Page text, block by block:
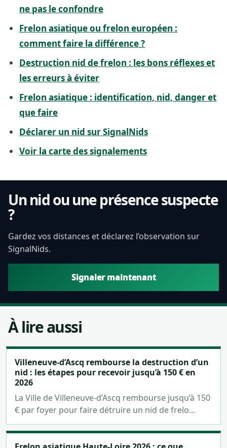
ne pas le confondre
Frelon asiatique ou frelon européen :
comment faire la différence ?
Destruction nid de frelon : les bons réflexes et
les erreurs à éviter
Frelon asiatique : identification, nid, danger et
que faire
Déclarer un nid sur SignalNids
Voir la carte des signalements
Un nid ou une présence suspecte
?
Gardez vos distances et déclarez l’observation sur
SignalNids.
Signaler maintenant
À lire aussi
Villeneuve-d’Ascq rembourse la destruction d’un
nid : les étapes pour recevoir jusqu’à 150 € en
2026
La Ville de Villeneuve-d’Ascq rembourse jusqu’à 150
€ par foyer pour faire détruire un nid de frelo…